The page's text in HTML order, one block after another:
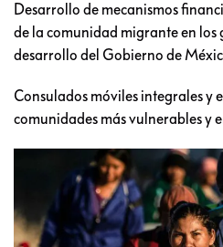
Desarrollo de mecanismos
de la comunidad migrante en los
desarrollo del Gobierno de
Consulados móviles integrales y
comunidades más vulnerables y